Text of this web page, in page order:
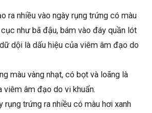
ra nhiều vào ngày rụng trứng có màu
như bã đậu, bám vào đáy quần lót
dội là dấu hiệu của viêm âm đạo do
màu vàng nhạt, có bọt và loãng là
viêm âm đạo do vi khuẩn.
rụng trứng ra nhiều có màu hơi xanh